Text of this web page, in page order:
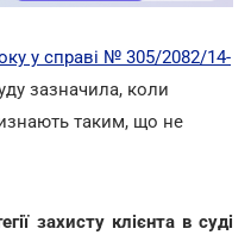
у справі № 305/2082/14-
зазначила, коли
таким, що не
захисту клієнта в суді